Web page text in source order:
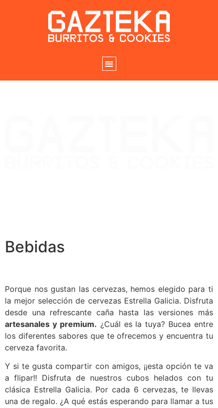
Bebidas
Porque nos gustan las cervezas, hemos elegido para ti
la mejor selección de cervezas Estrella Galicia. Disfruta
desde una refrescante caña hasta las versiones más
artesanales y premium. ¿Cuál es la tuya? Bucea entre
los diferentes sabores que te ofrecemos y encuentra tu
cerveza favorita.
Y si te gusta compartir con amigos, ¡¡esta opción te va
a flipar!! Disfruta de nuestros cubos helados con tu
clásica Estrella Galicia. Por cada 6 cervezas, te llevas
una de regalo. ¿A qué estás esperando para llamar a tus